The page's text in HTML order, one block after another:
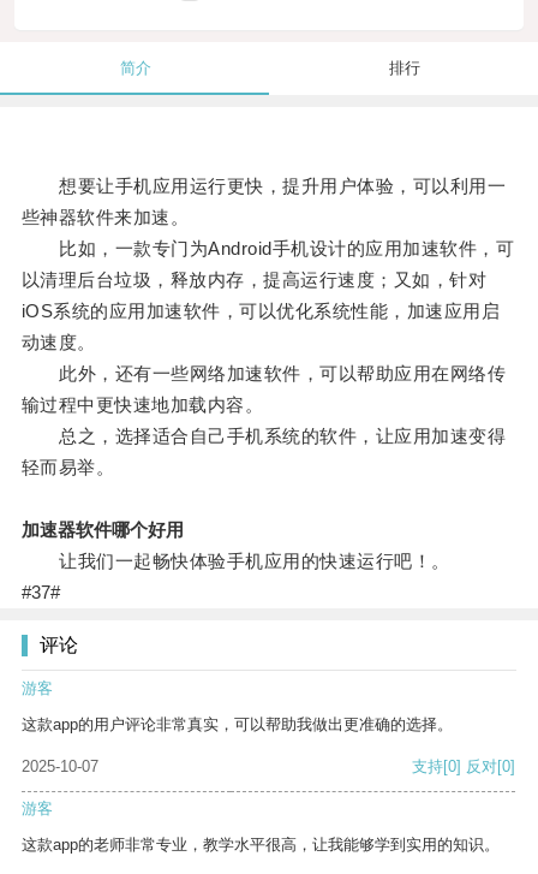
简介 排行
想要让手机应用运行更快，提升用户体验，可以利用一
些神器软件来加速。
比如，一款专门为Android手机设计的应用加速软件，可
以清理后台垃圾，释放内存，提高运行速度；又如，针对
iOS系统的应用加速软件，可以优化系统性能，加速应用启
动速度。
此外，还有一些网络加速软件，可以帮助应用在网络传
输过程中更快速地加载内容。
总之，选择适合自己手机系统的软件，让应用加速变得
轻而易举。
加速器软件哪个好用
让我们一起畅快体验手机应用的快速运行吧！。
#37#
评论
游客
这款app的用户评论非常真实，可以帮助我做出更准确的选择。
2025-10-07 支持[0] 反对[0]
游客
这款app的老师非常专业，教学水平很高，让我能够学到实用的知识。